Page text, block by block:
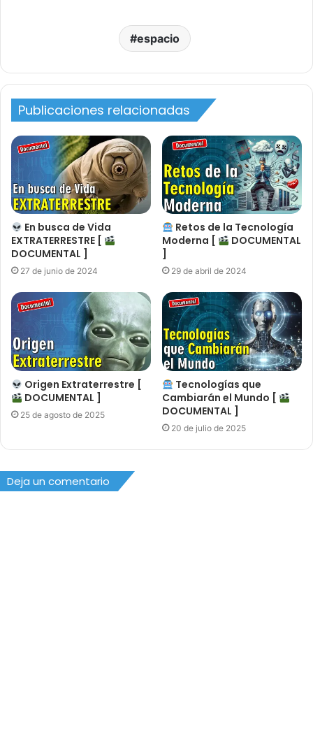
espacio
Publicaciones relacionadas
En busca de Vida
EXTRATERRESTRE [
DOCUMENTAL ]
27 de junio de 2024
Retos de la Tecnología
Moderna [
DOCUMENTAL
]
29 de abril de 2024
Origen Extraterrestre [
DOCUMENTAL ]
25 de agosto de 2025
Tecnologías que
Cambiarán el Mundo [
DOCUMENTAL ]
20 de julio de 2025
Deja un comentario